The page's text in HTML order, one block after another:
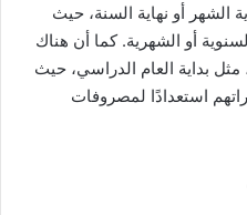
الشهر أو نهاية السنة، حيث
أو الشهرية. كما أن هناك
بداية العام الدراسي، حيث
استعدادًا لمصروفات